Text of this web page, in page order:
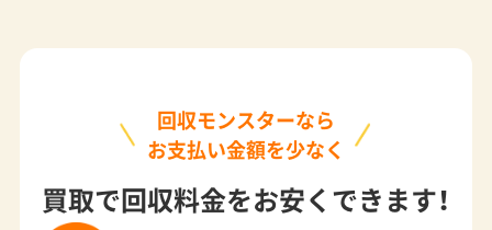
回収モンスターなら
お支払い金額を少なく
買取で回収料金をお安くできます！